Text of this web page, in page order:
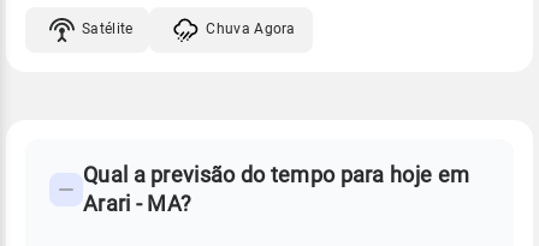
Satélite Chuva Agora
TEMPO
Perguntas
Qual a previsão do tempo para hoje em
Arari - MA?